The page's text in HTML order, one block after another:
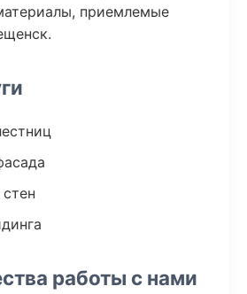
приемлемые
работы с нами